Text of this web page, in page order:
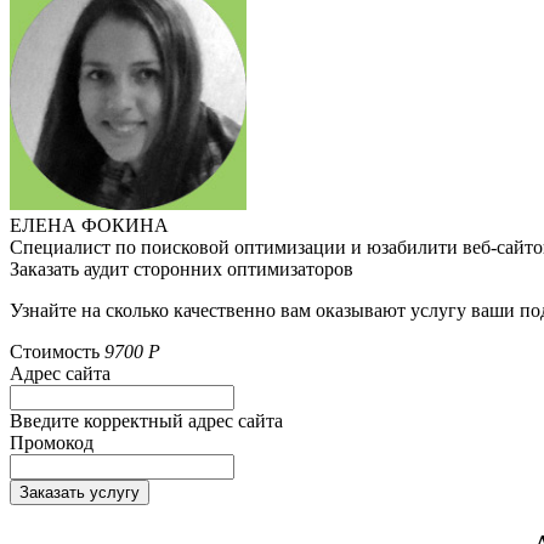
ЕЛЕНА ФОКИНА
Специалист по поисковой оптимизации и юзабилити веб-
Заказать аудит сторонних оптимизаторов
Узнайте на сколько качественно вам оказывают услугу ваши
Стоимость 9700 Р
Адрес сайта
Введите корректный адрес сайта
Промокод
Заказать услугу